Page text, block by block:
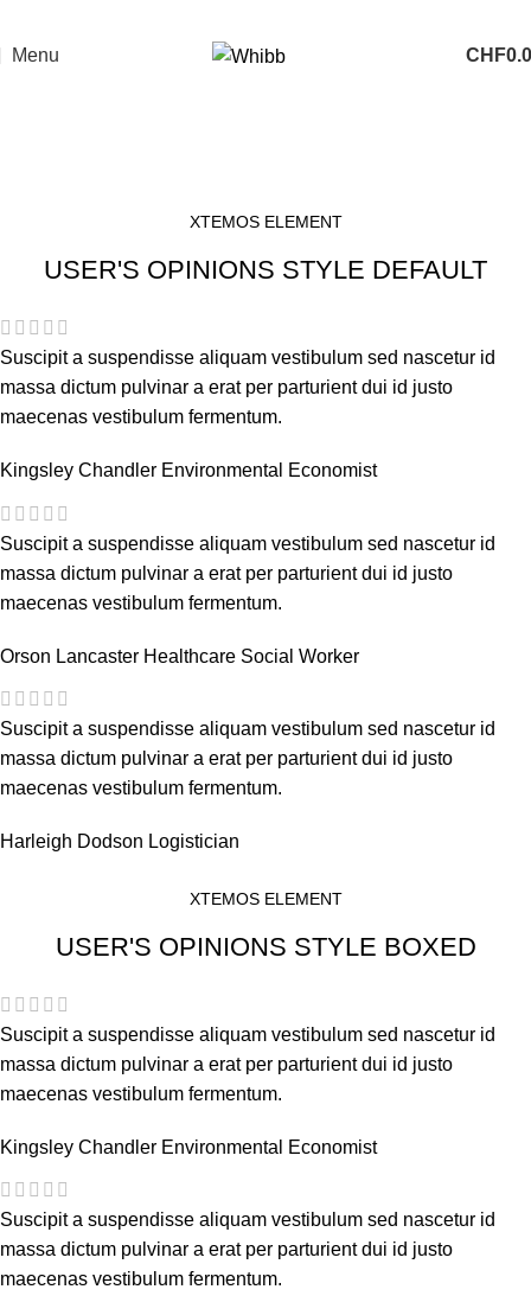
Menu CHF
XTEMOS ELEMENT
USER'S OPINIONS STYLE DEFAULT
Suscipit a suspendisse aliquam vestibulum sed nascetur id
massa dictum pulvinar a erat per parturient dui id justo
maecenas vestibulum fermentum.
Kingsley Chandler Environmental Economist
Suscipit a suspendisse aliquam vestibulum sed nascetur id
massa dictum pulvinar a erat per parturient dui id justo
maecenas vestibulum fermentum.
Orson Lancaster Healthcare Social Worker
Suscipit a suspendisse aliquam vestibulum sed nascetur id
massa dictum pulvinar a erat per parturient dui id justo
maecenas vestibulum fermentum.
Harleigh Dodson Logistician
XTEMOS ELEMENT
USER'S OPINIONS STYLE BOXED
Suscipit a suspendisse aliquam vestibulum sed nascetur id
massa dictum pulvinar a erat per parturient dui id justo
maecenas vestibulum fermentum.
Kingsley Chandler Environmental Economist
Suscipit a suspendisse aliquam vestibulum sed nascetur id
massa dictum pulvinar a erat per parturient dui id justo
maecenas vestibulum fermentum.